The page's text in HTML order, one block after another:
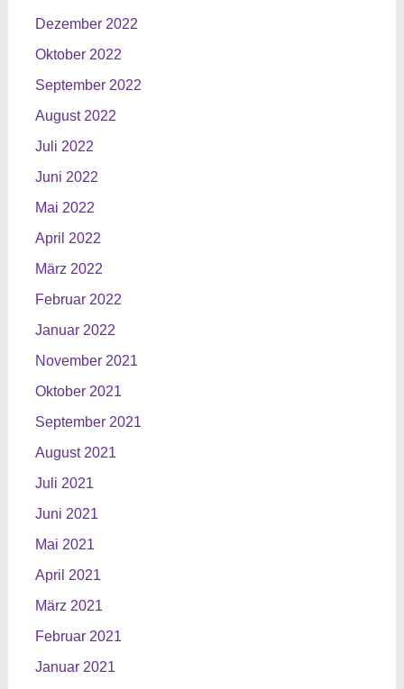
Dezember 2022
Oktober 2022
September 2022
August 2022
Juli 2022
Juni 2022
Mai 2022
April 2022
März 2022
Februar 2022
Januar 2022
November 2021
Oktober 2021
September 2021
August 2021
Juli 2021
Juni 2021
Mai 2021
April 2021
März 2021
Februar 2021
Januar 2021